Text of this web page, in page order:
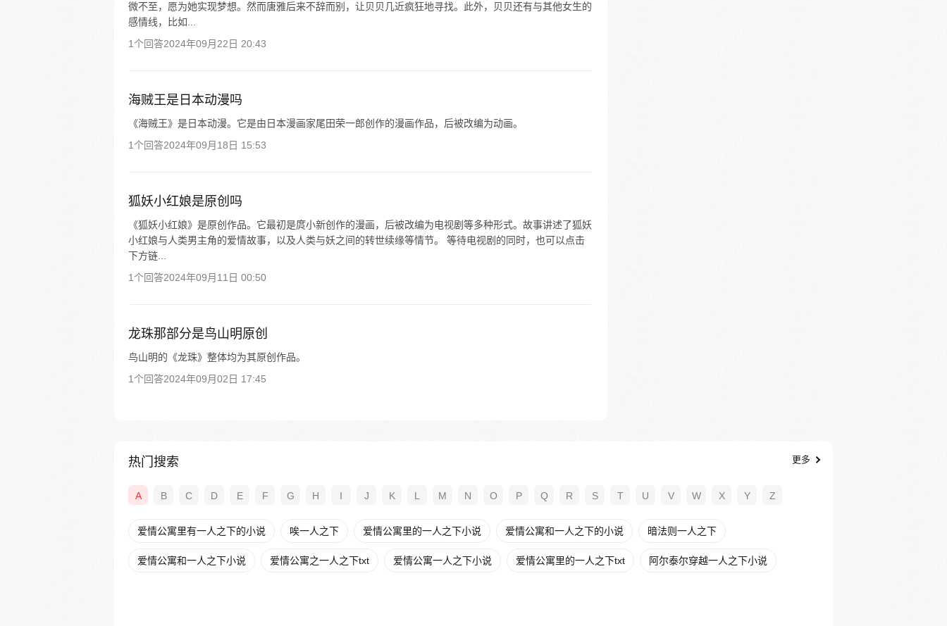
微不至，愿为她实现梦想。然而唐雅后来不辞而别，让贝贝几近疯狂地寻找。此外，贝贝还有与其他女生的
感情线，比如...
1个回答2024年09月22日 20:43
海贼王是日本动漫吗
《海贼王》是日本动漫。它是由日本漫画家尾田荣一郎创作的漫画作品，后被改编为动画。
1个回答2024年09月18日 15:53
狐妖小红娘是原创吗
《狐妖小红娘》是原创作品。它最初是庹小新创作的漫画，后被改编为电视剧等多种形式。故事讲述了狐妖
小红娘与人类男主角的爱情故事，以及人类与妖之间的转世续缘等情节。 等待电视剧的同时，也可以点击
下方链...
1个回答2024年09月11日 00:50
龙珠那部分是鸟山明原创
鸟山明的《龙珠》整体均为其原创作品。
1个回答2024年09月02日 17:45
热门搜索 更多
A B C D E F G H I J K L M N O P Q R S T U V W X Y Z
爱情公寓里有一人之下的小说 唉一人之下 爱情公寓里的一人之下小说 爱情公寓和一人之下的小说 暗法则一人之下
爱情公寓和一人之下小说 爱情公寓之一人之下txt 爱情公寓一人之下小说 爱情公寓里的一人之下txt 阿尔泰尔穿越一人之下小说